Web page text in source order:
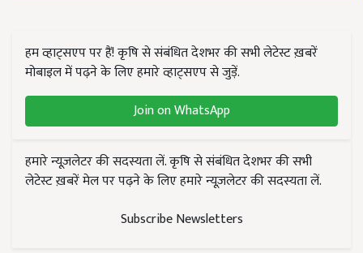
हम व्हाट्सएप पर हैं! कृषि से संबंधित देशभर की सभी लेटेस्ट ख़बरें
मोबाइल में पढ़ने के लिए हमारे व्हाट्सएप से जुड़ें.
Join on WhatsApp
हमारे न्यूज़लेटर की सदस्यता लें. कृषि से संबंधित देशभर की सभी
लेटेस्ट ख़बरें मेल पर पढ़ने के लिए हमारे न्यूज़लेटर की सदस्यता लें.
Subscribe Newsletters